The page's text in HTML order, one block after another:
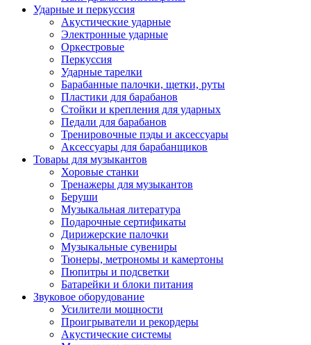
Ударные и перкуссия
Акустические ударные
Электронные ударные
Оркестровые
Перкуссия
Ударные тарелки
Барабанные палочки, щетки, руты
Пластики для барабанов
Стойки и крепления для ударных
Педали для барабанов
Тренировочные пэды и аксессуары
Аксессуары для барабанщиков
Товары для музыкантов
Хоровые станки
Тренажеры для музыкантов
Беруши
Музыкальная литература
Подарочные сертификаты
Дирижерские палочки
Музыкальные сувениры
Тюнеры, метрономы и камертоны
Пюпитры и подсветки
Батарейки и блоки питания
Звуковое оборудование
Усилители мощности
Проигрыватели и рекордеры
Акустические системы